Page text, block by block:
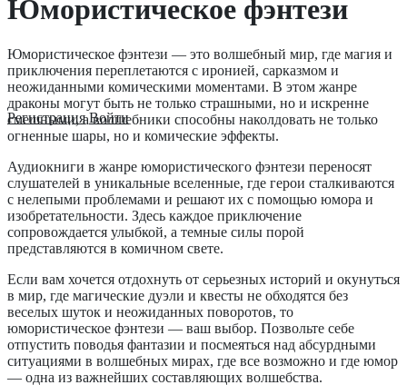
Регистрация Войти
Юмористическое фэнтези
Юмористическое фэнтези — это волшебный мир, где магия и
приключения переплетаются с иронией, сарказмом и
неожиданными комическими моментами. В этом жанре
драконы могут быть не только страшными, но и искренне
смешными, а волшебники способны наколдовать не только
огненные шары, но и комические эффекты.
Аудиокниги в жанре юмористического фэнтези переносят
слушателей в уникальные вселенные, где герои сталкиваются
с нелепыми проблемами и решают их с помощью юмора и
изобретательности. Здесь каждое приключение
сопровождается улыбкой, а темные силы порой
представляются в комичном свете.
Если вам хочется отдохнуть от серьезных историй и окунуться
в мир, где магические дуэли и квесты не обходятся без
веселых шуток и неожиданных поворотов, то
юмористическое фэнтези — ваш выбор. Позвольте себе
отпустить поводья фантазии и посмеяться над абсурдными
ситуациями в волшебных мирах, где все возможно и где юмор
— одна из важнейших составляющих волшебства.